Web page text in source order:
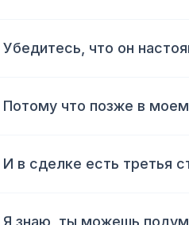
Убедитесь, что он
Потому что позже в
И в сделке есть третья
Я знаю, ты можешь